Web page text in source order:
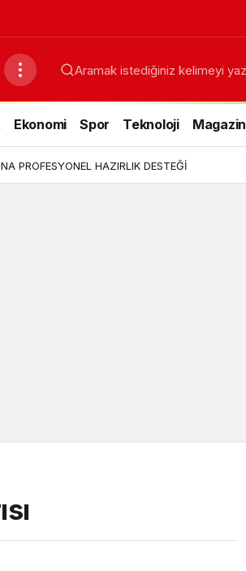
Ekonomi Spor Teknoloji Magazin
PROFESYONEL HAZIRLIK DESTEĞİ